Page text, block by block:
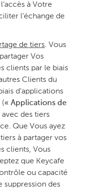
à Votre
l’échange de
de tiers. Vous
Vos
clients par le biais
Clients du
d’applications
(« Applications de
avec des tiers
Que Vous ayez
à partager vos
clients, Vous
que Keycafe
ou capacité
suppression des